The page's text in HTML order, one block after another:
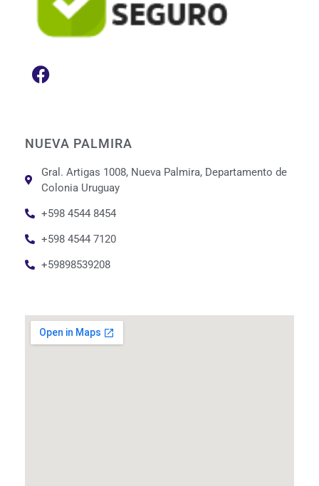
NUEVA PALMIRA
Gral. Artigas 1008, Nueva Palmira, Departamento de
Colonia Uruguay
+598 4544 8454
+598 4544 7120
+59898539208